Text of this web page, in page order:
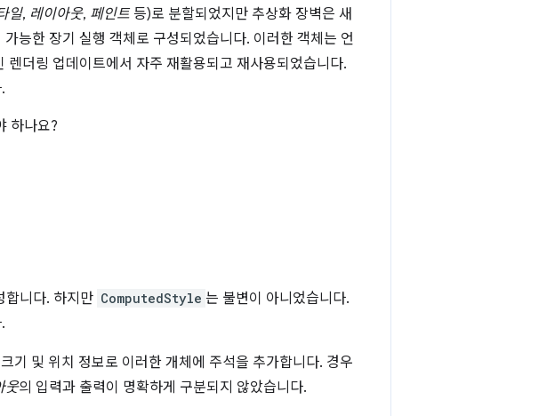
일, 레이아웃, 페인트등)로 분할되었지만 추상화 장벽은 새
능한 장기 실행 객체로 구성되었습니다. 이러한 객체는 언
더링 업데이트에서 자주 재활용되고 재사용되었습니다.
하나요?
합니다. 하지만 ComputedStyle 는 불변이 아니었습니다.
기 및 위치 정보로 이러한 개체에 주석을 추가합니다. 경우
웃의 입력과 출력이 명확하게 구분되지 않았습니다.